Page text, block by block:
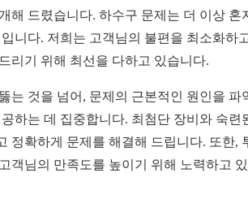
해 드렸습니다. 하수구 문제는 더 이상 혼
니다. 저희는 고객님의 불편을 최소화하
리기 위해 최선을 다하고 있습니다.
는 것을 넘어, 문제의 근본적인 원인을 파
하는 데 집중합니다. 최첨단 장비와 숙련
정확하게 문제를 해결해 드립니다. 또한,
객님의 만족도를 높이기 위해 노력하고